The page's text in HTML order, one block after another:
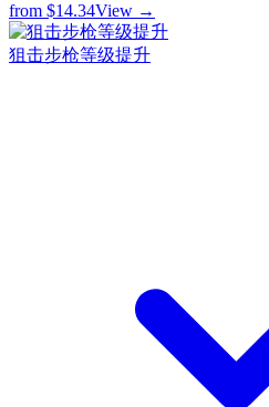
from $14.34View →
狙击步枪等级提升